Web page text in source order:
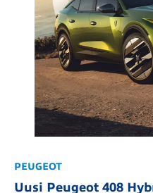
PEUGEOT
Uusi Peugeot 408